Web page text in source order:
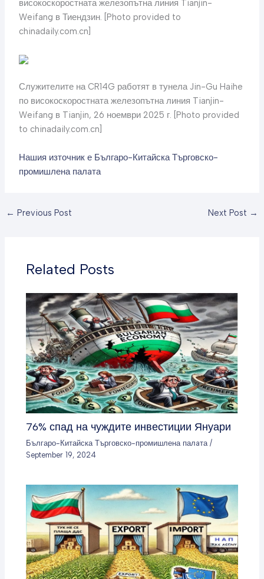
високоскоростната железопътна линия Tianjin-
Weifang в Тиендзин. [Photo provided to
chinadaily.com.cn]
Служителите на CR14G работят в тунела Jin-Gu Haihe
по високоскоростната железопътна линия Tianjin-
Weifang в Tianjin, 26 ноември 2025 г. [Photo provided
to chinadaily.com.cn]
Нашия източник е Българо-Китайска Търговско-
промишлена палaта
← Previous Post Next Post →
Related Posts
76% спад на чуждите инвестиции Януари
Българо-Китайска Търговско-промишлена палaта/
September 19, 2024